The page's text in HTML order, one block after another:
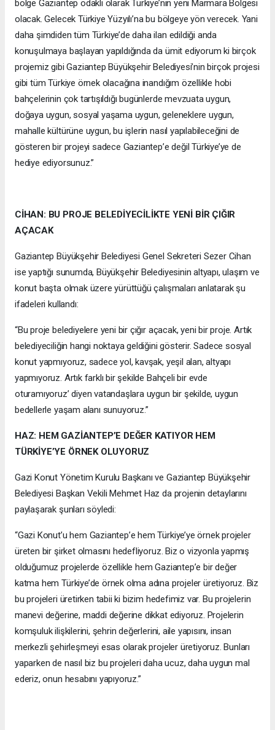
bölge Gaziantep odaklı olarak Türkiye’nin yeni Marmara Bölgesi
olacak. Gelecek Türkiye Yüzyılı’na bu bölgeye yön verecek. Yani
daha şimdiden tüm Türkiye’de daha ilan edildiği anda
konuşulmaya başlayan yapıldığında da ümit ediyorum ki birçok
projemiz gibi Gaziantep Büyükşehir Belediyesi’nin birçok projesi
gibi tüm Türkiye örnek olacağına inandığım özellikle hobi
bahçelerinin çok tartışıldığı bugünlerde mevzuata uygun,
doğaya uygun, sosyal yaşama uygun, geleneklere uygun,
mahalle kültürüne uygun, bu işlerin nasıl yapılabileceğini de
gösteren bir projeyi sadece Gaziantep’e değil Türkiye’ye de
hediye ediyorsunuz.”
CİHAN: BU PROJE BELEDİYECİLİKTE YENİ BİR ÇIĞIR
AÇACAK
Gaziantep Büyükşehir Belediyesi Genel Sekreteri Sezer Cihan
ise yaptığı sunumda, Büyükşehir Belediyesinin altyapı, ulaşım ve
konut başta olmak üzere yürüttüğü çalışmaları anlatarak şu
ifadeleri kullandı:
“Bu proje belediyelere yeni bir çığır açacak, yeni bir proje. Artık
belediyeciliğin hangi noktaya geldiğini gösterir. Sadece sosyal
konut yapmıyoruz, sadece yol, kavşak, yeşil alan, altyapı
yapmıyoruz. Artık farklı bir şekilde Bahçeli bir evde
oturamıyoruz’ diyen vatandaşlara uygun bir şekilde, uygun
bedellerle yaşam alanı sunuyoruz.”
HAZ: HEM GAZİANTEP’E DEĞER KATIYOR HEM
TÜRKİYE’YE ÖRNEK OLUYORUZ
Gazi Konut Yönetim Kurulu Başkanı ve Gaziantep Büyükşehir
Belediyesi Başkan Vekili Mehmet Haz da projenin detaylarını
paylaşarak şunları söyledi:
“Gazi Konut’u hem Gaziantep’e hem Türkiye’ye örnek projeler
üreten bir şirket olmasını hedefliyoruz. Biz o vizyonla yapmış
olduğumuz projelerde özellikle hem Gaziantep’e bir değer
katma hem Türkiye’de örnek olma adına projeler üretiyoruz. Biz
bu projeleri üretirken tabii ki bizim hedefimiz var. Bu projelerin
manevi değerine, maddi değerine dikkat ediyoruz. Projelerin
komşuluk ilişkilerini, şehrin değerlerini, aile yapısını, insan
merkezli şehirleşmeyi esas olarak projeler üretiyoruz. Bunları
yaparken de nasıl biz bu projeleri daha ucuz, daha uygun mal
ederiz, onun hesabını yapıyoruz.”